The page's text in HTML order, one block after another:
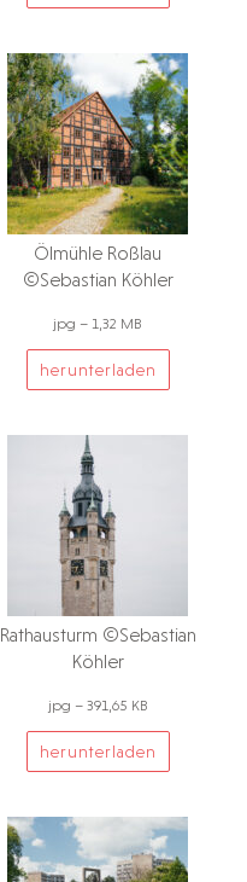
Ölmühle Roßlau
©Sebastian Köhler
jpg – 1,32 MB
herunterladen
Rathausturm ©Sebastian
Köhler
jpg – 391,65 KB
herunterladen